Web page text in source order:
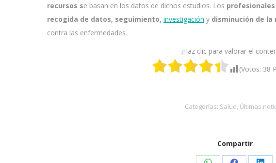
recursos se basan en los datos de dichos estudios. Los
recogida de datos, seguimiento, investigación y disminución de la
contra las enfermedades.
¡Haz clic para valorar el
(Votos: 38
Categorías: Salud Últimas
Compartir